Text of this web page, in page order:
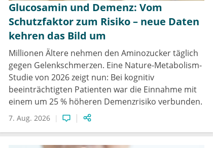
Glucosamin und Demenz: Vom
Schutzfaktor zum Risiko – neue Daten
kehren das Bild um
Millionen Ältere nehmen den Aminozucker täglich
gegen Gelenkschmerzen. Eine Nature-Metabolism-
Studie von 2026 zeigt nun: Bei kognitiv
beeinträchtigten Patienten war die Einnahme mit
einem um 25 % höheren Demenzrisiko verbunden.
7. Aug. 2026